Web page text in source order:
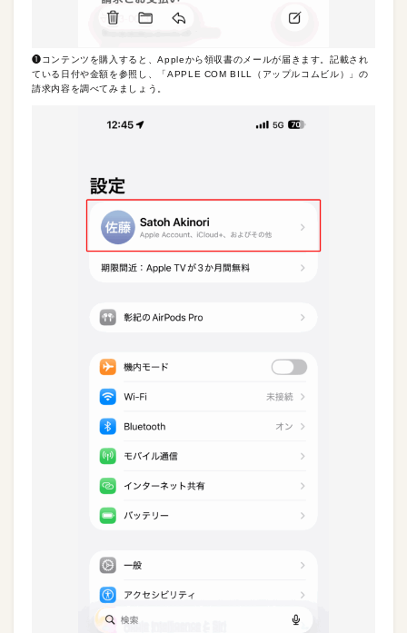
❶コンテンツを購入すると、Appleから領収書のメールが届きます。記載され
ている日付や金額を参照し、「APPLE COM BILL（アップルコムビル）」の
請求内容を調べてみましょう。